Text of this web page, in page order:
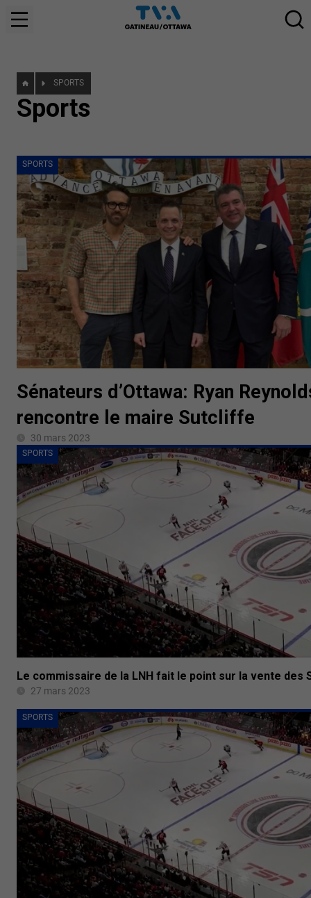
SPORTS
Sports
SPORTS
Sénateurs d’Ottawa: Ryan
rencontre le maire Sutcliffe
30 mars 2023
SPORTS
Le commissaire de la LNH fait le point sur la vente des
27 mars 2023
SPORTS